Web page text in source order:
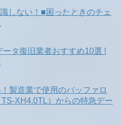
しない！■困ったときのチェ
ータ復旧業者おすすめ10選 !
製造業で使用のバッファロ
XH4.0TL）からの特急デー